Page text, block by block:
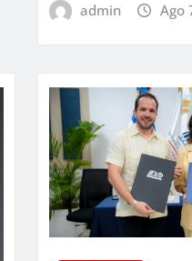
admin Ago